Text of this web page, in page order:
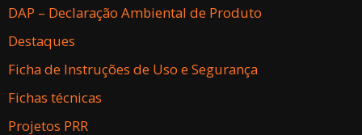
DAP – Declaração Ambiental de Produto
Destaques
Ficha de Instruções de Uso e Segurança
Fichas técnicas
Projetos PRR